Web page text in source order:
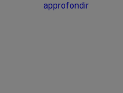
approfondir